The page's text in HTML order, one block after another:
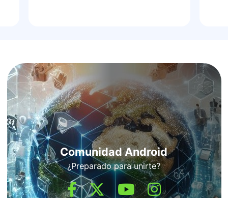
Comunidad Android
¿Preparado para unirte?